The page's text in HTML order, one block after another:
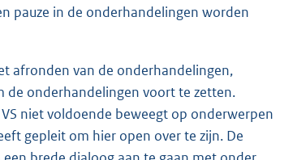
pauze in de onderhandelingen worden
afronden van de onderhandelingen,
de onderhandelingen voort te zetten.
niet voldoende beweegt op onderwerpen
gepleit om hier open over te zijn. De